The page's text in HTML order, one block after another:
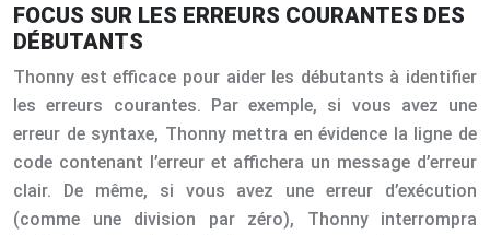
FOCUS SUR LES ERREURS COURANTES DES
DÉBUTANTS
Thonny est efficace pour aider les débutants à identifier
les erreurs courantes. Par exemple, si vous avez une
erreur de syntaxe, Thonny mettra en évidence la ligne de
code contenant l’erreur et affichera un message d’erreur
clair. De même, si vous avez une erreur d’exécution
(comme une division par zéro), Thonny interrompra